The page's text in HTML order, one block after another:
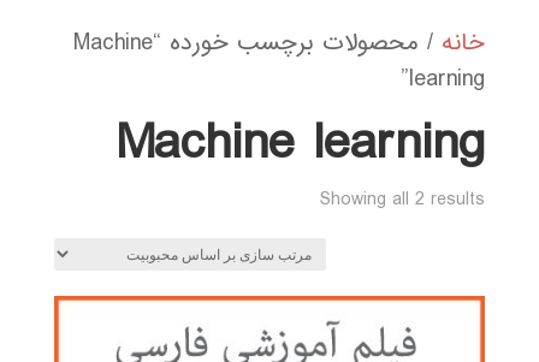
خانه
/ محصولات برچسب خورده “Machine
learning”
Machine learning
Showing all 2 results
Sorted